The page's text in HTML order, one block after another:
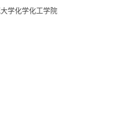
学化学化工学院